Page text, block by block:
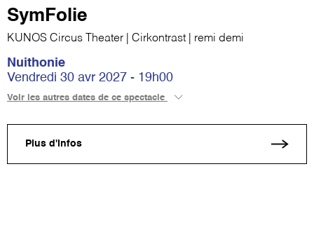
SymFolie
KUNOS Circus Theater | Cirkontrast | remi demi
Nuithonie
Vendredi 30 avr 2027 - 19h00
Voir les autres dates de ce spectacle
Plus d'infos